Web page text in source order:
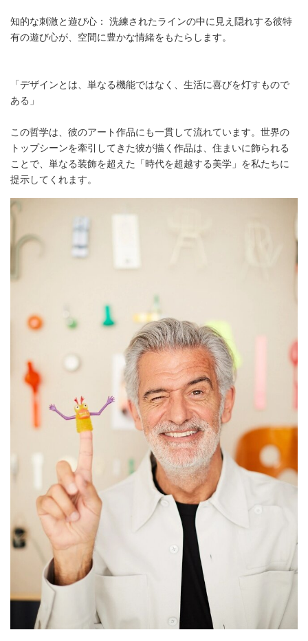
知的な刺激と遊び心： 洗練されたラインの中に見え隠れする彼特
有の遊び心が、空間に豊かな情緒をもたらします。
「デザインとは、単なる機能ではなく、生活に喜びを灯すもので
ある」
この哲学は、彼のアート作品にも一貫して流れています。世界の
トップシーンを牽引してきた彼が描く作品は、住まいに飾られる
ことで、単なる装飾を超えた「時代を超越する美学」を私たちに
提示してくれます。